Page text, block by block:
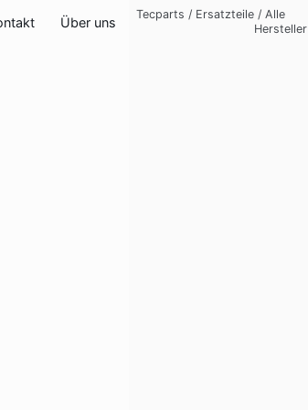
Über uns
Tecparts / Ersatzteile / Alle
Hersteller